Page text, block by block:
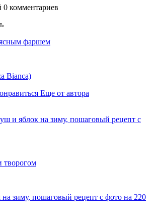
0 комментариев
фаршем
Bianca)
Еще от автора
и яблок на зиму, пошаговый рецепт с
творогом
зиму, пошаговый рецепт с фото на 220